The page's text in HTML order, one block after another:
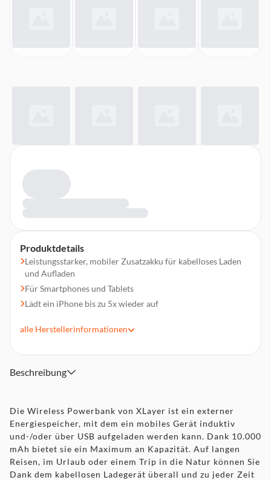
Produktdetails
Leistungsstarker, mobiler Zusatzakku für kabelloses Laden
und Aufladen
Für Smartphones und Tablets
Lädt ein iPhone bis zu 5x wieder auf
Inkl. 1 x USB zu Micro-USB Kabel
alle Herstellerinformationen
Beschreibung
Die Wireless Powerbank von XLayer ist ein externer
Energiespeicher, mit dem ein mobiles Gerät induktiv
und-/oder über USB aufgeladen werden kann. Dank 10.000
mAh bietet sie ein Maximum an Kapazität. Auf langen
Reisen, im Urlaub oder einem Trip in die Natur können Sie
Dank dem kabellosen Ladegerät überall und zu jeder Zeit